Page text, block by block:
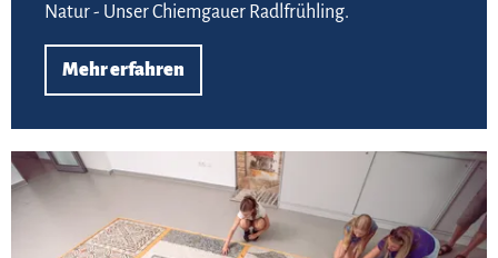
Natur - Unser Chiemgauer Radlfrühling.
Mehr erfahren